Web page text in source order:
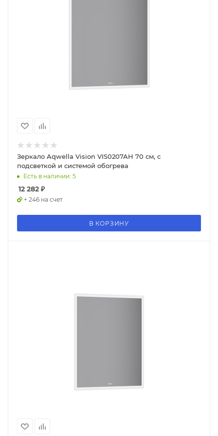
Зеркало Aqwella Vision VIS0207AH 70 см, с
подсветкой и системой обогрева
Есть в наличии: 5
12 282 ₽
+ 246 на счет
В КОРЗИНУ